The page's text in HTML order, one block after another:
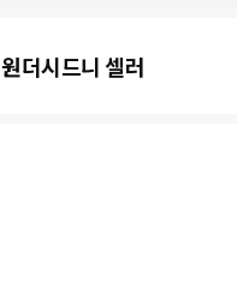
원더시드니 셀러